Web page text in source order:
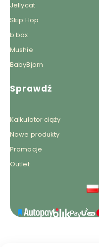
Jellycat
Skip Hop
b.box
Mushie
BabyBjorn
Sprawdź
Kalkulator ciąży
Nowe produkty
Promocje
Outlet